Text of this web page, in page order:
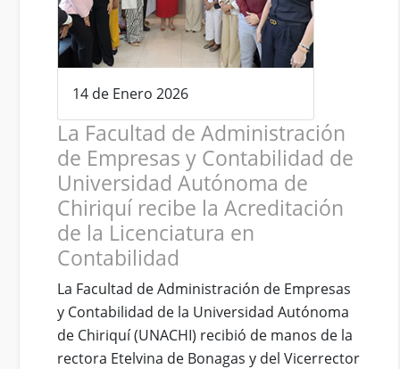
14 de Enero 2026
La Facultad de Administración
de Empresas y Contabilidad de
Universidad Autónoma de
Chiriquí recibe la Acreditación
de la Licenciatura en
Contabilidad
La Facultad de Administración de Empresas
y Contabilidad de la Universidad Autónoma
de Chiriquí (UNACHI) recibió de manos de la
rectora Etelvina de Bonagas y del Vicerrector